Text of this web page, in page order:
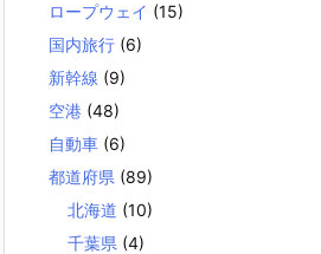
ロープウェイ (15)
国内旅行 (6)
新幹線 (9)
空港 (48)
自動車 (6)
都道府県 (89)
北海道 (10)
千葉県 (4)